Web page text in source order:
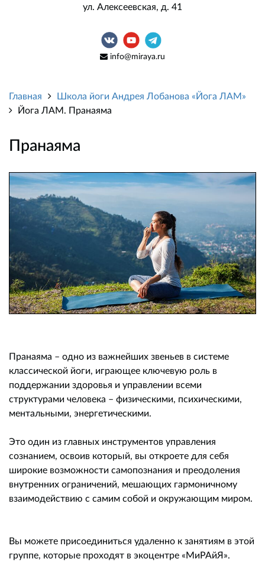
ул. Алексеевская, д. 41
info@miraya.ru
Главная
Школа йоги Андрея Лобанова «Йога ЛАМ»
Йога ЛАМ. Пранаяма
Пранаяма
Пранаяма – одно из важнейших звеньев в системе
классической йоги, играющее ключевую роль в
поддержании здоровья и управлении всеми
структурами человека – физическими, психическими,
ментальными, энергетическими.
Это один из главных инструментов управления
сознанием, освоив который, вы откроете для себя
широкие возможности самопознания и преодоления
внутренних ограничений, мешающих гармоничному
взаимодействию с самим собой и окружающим миром.
Вы можете присоединиться удаленно к занятиям в этой
группе, которые проходят в экоцентре «МиРАйЯ».